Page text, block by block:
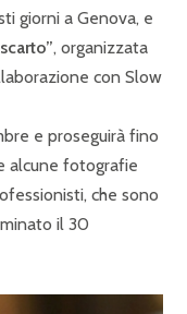
giorni a Genova, e
, organizzata
con Slow
e proseguirà fino
alcune fotografie
che sono
il 30